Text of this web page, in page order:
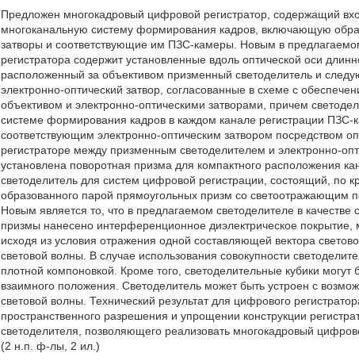
Предложен многокадровый цифровой регистратор, содержащий
многоканальную систему формирования кадров, включающую
затворы и соответствующие им ПЗС-камеры. Новым в
регистратора содержит установленные вдоль оптической оси
расположенный за объективом призменный светоделитель и
электронно-оптический затвор, согласованные в схеме с
объективом и электронно-оптическими затворами, причем
системе формирования кадров в каждом канале регистрации
соответствующим электронно-оптическим затвором посредством
регистраторе между призменным светоделителем и электронно-
установлена поворотная призма для компактного расположения
светоделитель для систем цифровой регистрации, состоящий, по
образованного парой прямоугольных призм со светоотражающим
Новым является то, что в предлагаемом светоделителе в
призмы нанесено интерференционное диэлектрическое покрытие,
исходя из условия отражения одной составляющей вектора
световой волны. В случае использования совокупности
плотной компоновкой. Кроме того, светоделительные кубики
взаимного положения. Светоделитель может быть устроен с
световой волны. Технический результат для цифрового
пространственного разрешения и упрощении конструкции
светоделителя, позволяющего реализовать многокадровый
(2 н.п. ф-лы, 2 ил.)